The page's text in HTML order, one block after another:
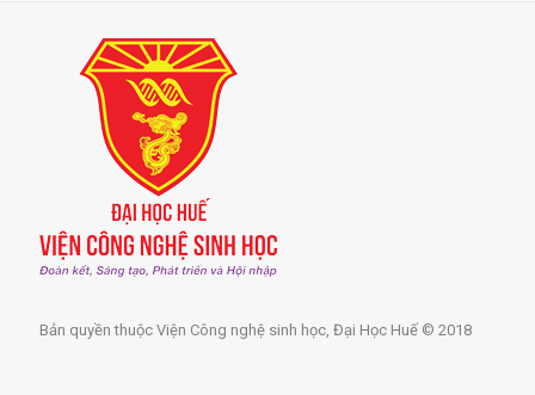
Bản quyền thuộc Viện Công nghệ sinh học, Đại Học Huế © 2018